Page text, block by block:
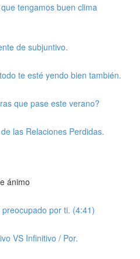
tengamos buen clima
de subjuntivo.
te esté yendo bien también.
que pase este verano?
las Relaciones Perdidas.
ánimo
por ti. (4:41)
VS Infinitivo / Por.